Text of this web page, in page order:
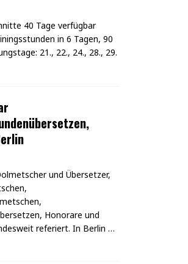
40 Tage verfügbar
in 6 Tagen, 90
21., 22., 24., 28., 29.
und Übersetzer,
Honorare und
referiert. In Berlin …